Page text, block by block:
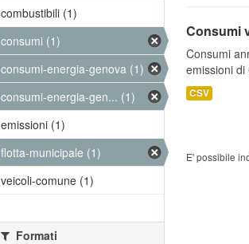
Consumi
Consumi
emissioni
CSV
E' possibile
combustibili (1)
consumi (1)
consumi-energia-genova (1)
consumi-energia-gen... (1)
emissioni (1)
flotta-municipale (1)
veicoli-comune (1)
Formati